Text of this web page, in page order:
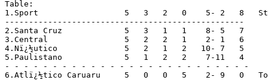
Table:
1.Sport			 5   3   2   0    5- 2   8   Stage finalists
--------------------------------------------------
2.Santa Cruz		 5   3   1   1    8- 5   7
3.Central		 5   2   2   1    2- 1   6
4.Nï¿½utico		 5   2   1   2   10- 7   5
5.Paulistano		 5   1   2   2    7-11   4
- - - - - - - - - - - - - - - - - - - - - - - - - -
6.Atlï¿½tico Caruaru	 5   0   0   5    2- 9